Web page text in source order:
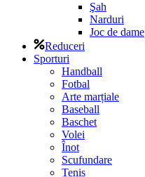
Şah
Narduri
Joc de dame
Reduceri
Sporturi
Handball
Fotbal
Arte marțiale
Baseball
Baschet
Volei
Înot
Scufundare
Tenis